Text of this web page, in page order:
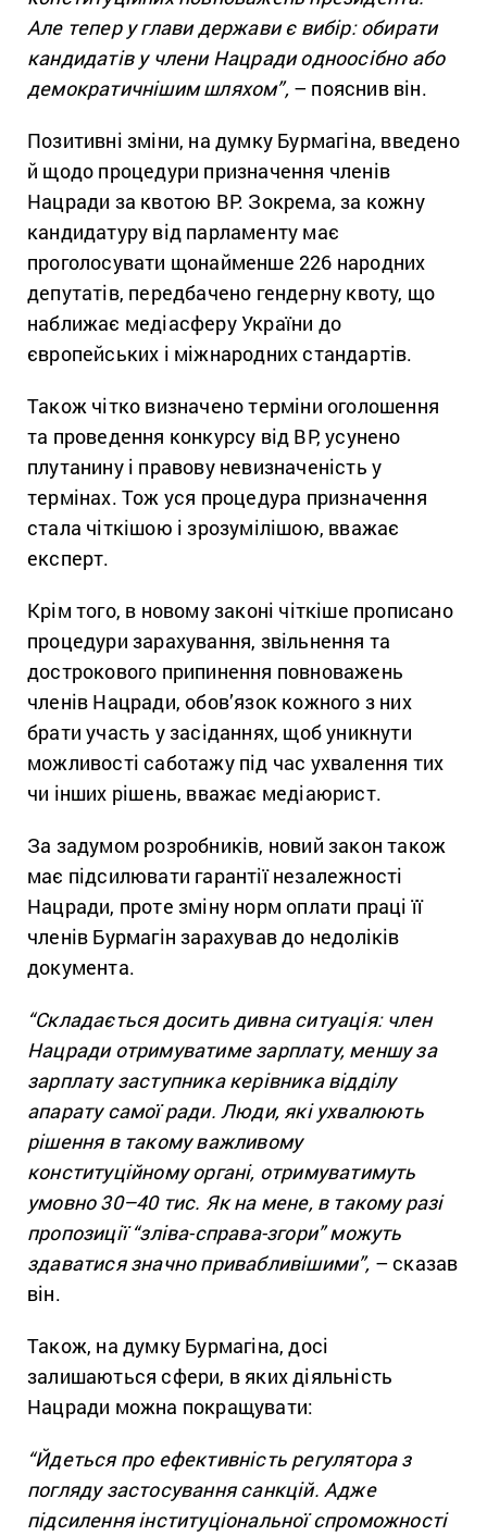
Але тепер у глави держави є вибір: обирати
кандидатів у члени Нацради одноосібно або
демократичнішим шляхом”,– пояснив він.
Позитивні зміни, на думку Бурмагіна, введено
й щодо процедури призначення членів
Нацради за квотою ВР. Зокрема, за кожну
кандидатуру від парламенту має
проголосувати щонайменше 226 народних
депутатів, передбачено гендерну квоту, що
наближає медіасферу України до
європейських і міжнародних стандартів.
Також чітко визначено терміни оголошення
та проведення конкурсу від ВР, усунено
плутанину і правову невизначеність у
термінах. Тож уся процедура призначення
стала чіткішою і зрозумілішою, вважає
експерт.
Крім того, в новому законі чіткіше прописано
процедури зарахування, звільнення та
дострокового припинення повноважень
членів Нацради, обов’язок кожного з них
брати участь у засіданнях, щоб уникнути
можливості саботажу під час ухвалення тих
чи інших рішень, вважає медіаюрист.
За задумом розробників, новий закон також
має підсилювати гарантії незалежності
Нацради, проте зміну норм оплати праці її
членів Бурмагін зарахував до недоліків
документа.
“Складається досить дивна ситуація: член
Нацради отримуватиме зарплату, меншу за
зарплату заступника керівника відділу
апарату самої ради. Люди, які ухвалюють
рішення в такому важливому
конституційному органі, отримуватимуть
умовно 30–40 тис. Як на мене, в такому разі
пропозиції “зліва-справа-згори” можуть
здаватися значно привабливішими”, – сказав
він.
Також, на думку Бурмагіна, досі
залишаються сфери, в яких діяльність
Нацради можна покращувати:
“Йдеться про ефективність регулятора з
погляду застосування санкцій. Адже
підсилення інституціональної спроможності